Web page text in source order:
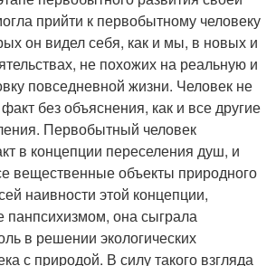
прийти к первобытному человеку
он видел себя, как и мы, в новых и
не похожих на ре­альную и
повседневной жизни. Человек не
без объяснения, как и все другие
Первобытный человек
в концепции пе­реселения душ, и
вещественные объекты природ­ного
наивности этой концепции,
панпсихизмом, она сыграла
в решении экологических
с природой. В силу такого взгля­да